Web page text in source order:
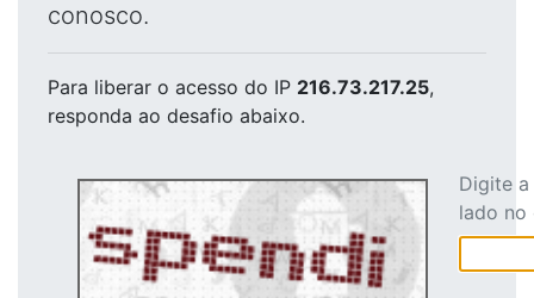
conosco.
Para liberar o acesso do IP 216.73.217.25,
responda ao desafio abaixo.
Digite
lado no